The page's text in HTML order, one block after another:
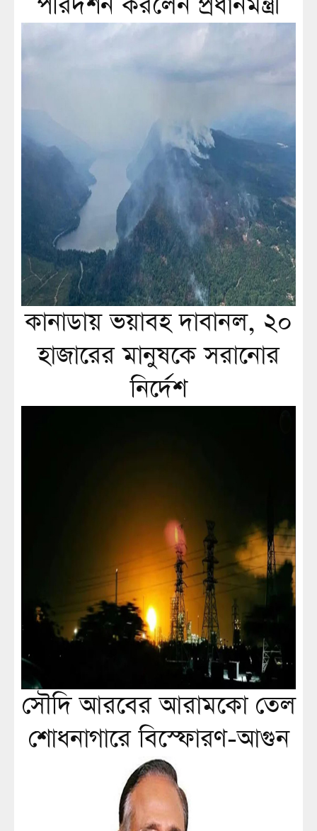
কানাডায় ভয়াবহ দাবানল, ২০
হাজারের মানুষকে সরানোর
নির্দেশ
সৌদি আরবের আরামকো তেল
শোধনাগারে বিস্ফোরণ-আগুন